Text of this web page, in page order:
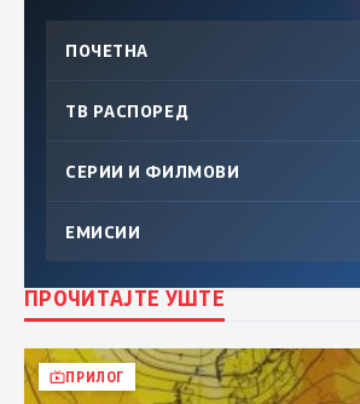
ПОЧЕТНА
ТВ РАСПОРЕД
СЕРИИ И ФИЛМОВИ
ЕМИСИИ
ПРОЧИТАЈТЕ УШТЕ
ПРИЛОГ